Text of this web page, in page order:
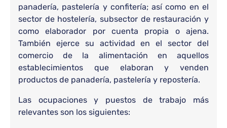
panadería, pastelería y confitería; así como en el
sector de hostelería, subsector de restauración y
como elaborador por cuenta propia o ajena.
También ejerce su actividad en el sector del
comercio de la alimentación en aquellos
establecimientos que elaboran y venden
productos de panadería, pastelería y repostería.
Las ocupaciones y puestos de trabajo más
relevantes son los siguientes: